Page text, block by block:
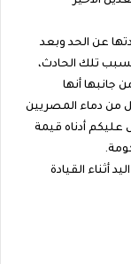
عن الحد وبعد
تلك الحادث،
جانبها أنها
من دماء المصريين
أدناه قيمة
أثناء القيادة